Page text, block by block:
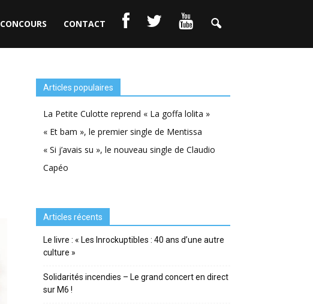
CONCOURS CONTACT
Articles populaires
La Petite Culotte reprend « La goffa lolita »
« Et bam », le premier single de Mentissa
« Si j’avais su », le nouveau single de Claudio
Capéo
Articles récents
Le livre : « Les Inrockuptibles : 40 ans d’une autre
culture »
Solidarités incendies – Le grand concert en direct
sur M6 !